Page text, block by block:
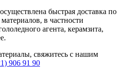
быстрая доставка по
в частности
агента, керамзита,
свяжитесь с нашим
906 91 90